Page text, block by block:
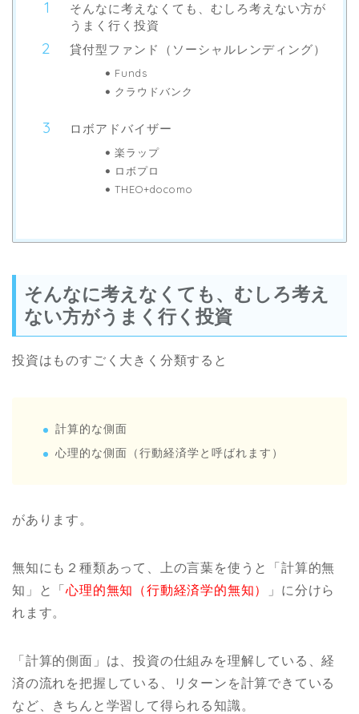
そんなに考えなくても、むしろ考えない方が
うまく行く投資
貸付型ファンド（ソーシャルレンディング）
Funds
クラウドバンク
ロボアドバイザー
楽ラップ
ロボプロ
THEO+docomo
そんなに考えなくても、むしろ考え
ない方がうまく行く投資
投資はものすごく大きく分類すると
計算的な側面
心理的な側面（行動経済学と呼ばれます）
があります。
無知にも２種類あって、上の言葉を使うと「計算的無
知」と「心理的無知（行動経済学的無知）
」に分けら
れます。
「計算的側面」は、投資の仕組みを理解している、経
済の流れを把握している、リターンを計算できている
など、きちんと学習して得られる知識。